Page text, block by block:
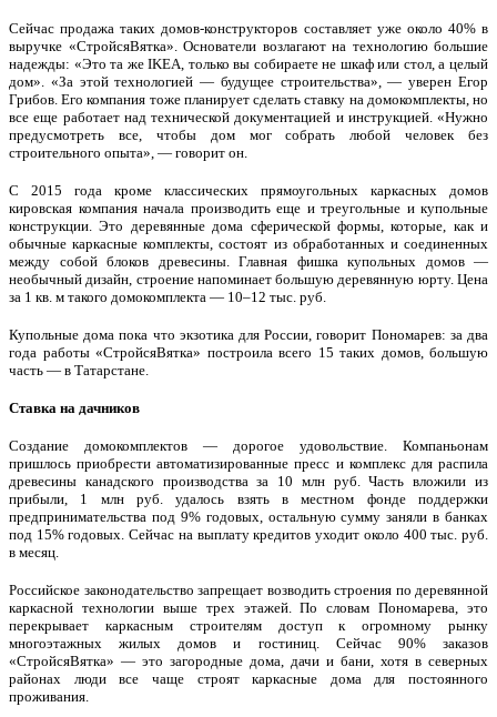
Сейчас продажа таких домов-конструкторов составляет уже около 40% в
выручке «СтройсяВятка». Основатели возлагают на технологию большие
надежды: «Это та же IKEA, только вы собираете не шкаф или стол, а целый
дом». «За этой технологией — будущее строительства», — уверен Егор
Грибов. Его компания тоже планирует сделать ставку на домокомплекты, но
все еще работает над технической документацией и инструкцией. «Нужно
предусмотреть все, чтобы дом мог собрать любой человек без
строительного опыта», — говорит он.
С 2015 года кроме классических прямоугольных каркасных домов
кировская компания начала производить еще и треугольные и купольные
конструкции. Это деревянные дома сферической формы, которые, как и
обычные каркасные комплекты, состоят из обработанных и соединенных
между собой блоков древесины. Главная фишка купольных домов —
необычный дизайн, строение напоминает большую деревянную юрту. Цена
за 1 кв. м такого домокомплекта — 10–12 тыс. руб.
Купольные дома пока что экзотика для России, говорит Пономарев: за два
года работы «СтройсяВятка» построила всего 15 таких домов, большую
часть — в Татарстане.
Ставка на дачников
Создание домокомплектов — дорогое удовольствие. Компаньонам
пришлось приобрести автоматизированные пресс и комплекс для распила
древесины канадского производства за 10 млн руб. Часть вложили из
прибыли, 1 млн руб. удалось взять в местном фонде поддержки
предпринимательства под 9% годовых, остальную сумму заняли в банках
под 15% годовых. Сейчас на выплату кредитов уходит около 400 тыс. руб.
в месяц.
Российское законодательство запрещает возводить строения по деревянной
каркасной технологии выше трех этажей. По словам Пономарева, это
перекрывает каркасным строителям доступ к огромному рынку
многоэтажных жилых домов и гостиниц. Сейчас 90% заказов
«СтройсяВятка» — это загородные дома, дачи и бани, хотя в северных
районах люди все чаще строят каркасные дома для постоянного
проживания.